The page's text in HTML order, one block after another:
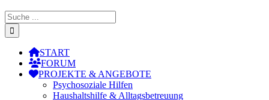
Suche
nach:
START
FORUM
PROJEKTE & ANGEBOTE
Psychosoziale Hilfen
Haushaltshilfe & Alltagsbetreuung